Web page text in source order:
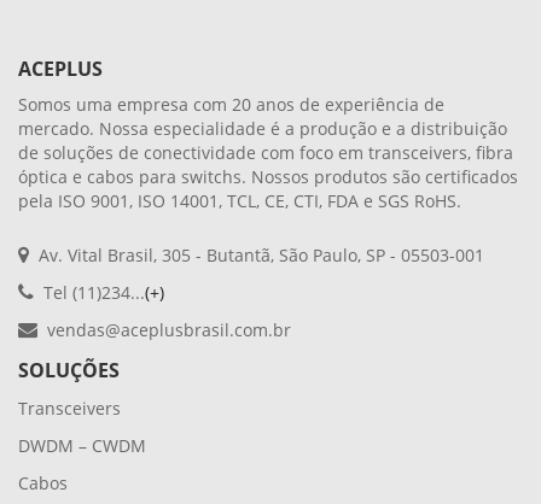
ACEPLUS
Somos uma empresa com 20 anos de experiência de
mercado. Nossa especialidade é a produção e a distribuição
de soluções de conectividade com foco em transceivers, fibra
óptica e cabos para switchs. Nossos produtos são certificados
pela ISO 9001, ISO 14001, TCL, CE, CTI, FDA e SGS RoHS.
Av. Vital Brasil, 305 - Butantã, São Paulo, SP - 05503-001
Tel (11)234...(+)
vendas@aceplusbrasil.com.br
SOLUÇÕES
Transceivers
DWDM – CWDM
Cabos